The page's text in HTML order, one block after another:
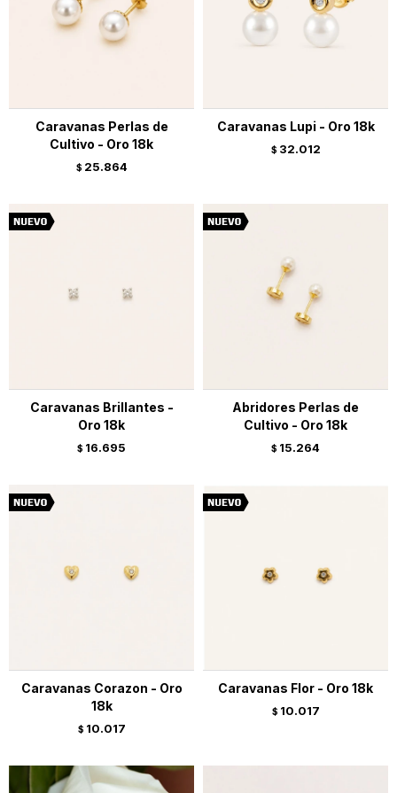
Caravanas Perlas de
Cultivo - Oro 18k
$ 25.864
Caravanas Lupi - Oro 18k
$ 32.012
Caravanas Brillantes -
Oro 18k
$ 16.695
Abridores Perlas de
Cultivo - Oro 18k
$ 15.264
Caravanas Corazon - Oro
18k
$ 10.017
Caravanas Flor - Oro 18k
$ 10.017